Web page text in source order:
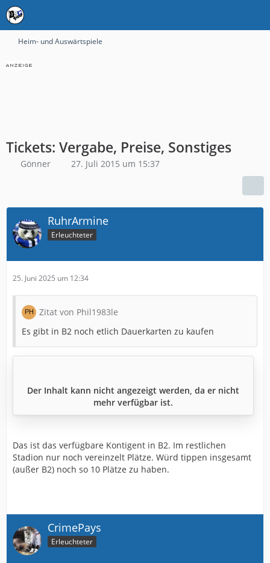
Heim- und Auswärtspiele
Tickets: Vergabe, Preise, Sonstiges
Gönner 27. Juli 2015 um 15:37
RuhrArmine
Erleuchteter
25. Juni 2025 um 12:34
Zitat von Phil1983le
Es gibt in B2 noch etlich Dauerkarten zu kaufen
Der Inhalt kann nicht angezeigt werden, da er nicht
mehr verfügbar ist.
Das ist das verfügbare Kontigent in B2. Im restlichen
Stadion nur noch vereinzelt Plätze. Würd tippen insgesamt
(außer B2) noch so 10 Plätze zu haben.
CrimePays
Erleuchteter